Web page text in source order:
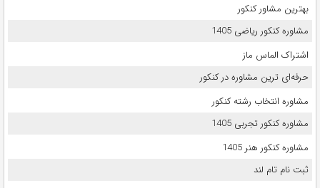
بهترین مشاور کنکور
مشاوره کنکور ریاضی 1405
اشتراک الماس ماز
حرفه‌ای ترین مشاوره در کنکور
مشاوره انتخاب رشته کنکور
مشاوره کنکور تجربی 1405
مشاوره کنکور هنر 1405
ثبت نام تام لند